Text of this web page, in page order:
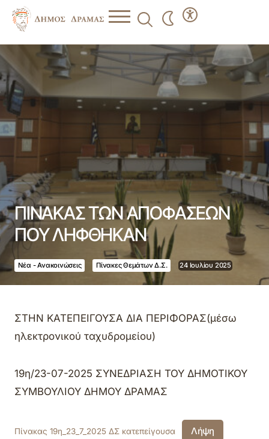
ΠΙΝΑΚΑΣ ΤΩΝ ΑΠΟΦΑΣΕΩΝ ΠΟΥ ΛΗΦΘΗΚΑΝ
ΠΙΝΑΚΑΣ ΤΩΝ ΑΠΟΦΑΣΕΩΝ
ΠΟΥ ΛΗΦΘΗΚΑΝ
Νέα - Ανακοινώσεις Πίνακες Θεμάτων Δ.Σ. 24 Ιουλίου 2025
ΣΤΗΝ ΚΑΤΕΠΕΙΓΟΥΣΑ ΔΙΑ ΠΕΡΙΦΟΡΑΣ(μέσω
ηλεκτρονικού ταχυδρομείου)
19η/23-07-2025 ΣΥΝΕΔΡΙΑΣΗ ΤΟΥ ΔΗΜΟΤΙΚΟΥ
ΣΥΜΒΟΥΛΙΟΥ ΔΗΜΟΥ ΔΡΑΜΑΣ
Πίνακας 19η_23_7_2025 ΔΣ κατεπείγουσα Λήψη